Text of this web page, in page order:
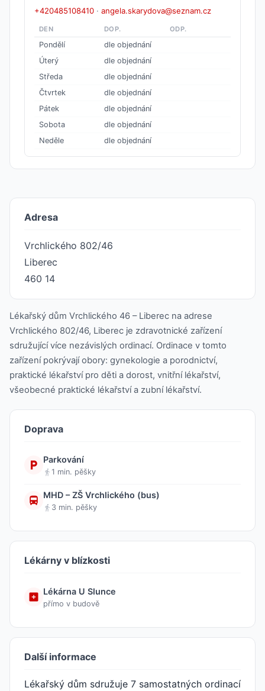
+420485108410 · angela.skarydova@seznam.cz
DEN DOP. ODP.
Pondělí
dle objednání
Úterý
dle objednání
Středa
dle objednání
Čtvrtek
dle objednání
Pátek
dle objednání
Sobota
dle objednání
Neděle
dle objednání
Adresa
Vrchlického 802/46
Liberec
460 14
Lékařský dům Vrchlického 46 – Liberec na adrese
Vrchlického 802/46, Liberec je zdravotnické zařízení
sdružující více nezávislých ordinací. Ordinace v tomto
zařízení pokrývají obory: gynekologie a porodnictví,
praktické lékařství pro děti a dorost, vnitřní lékařství,
všeobecné praktické lékařství a zubní lékařství.
Doprava
Parkování
1 min. pěšky
MHD – ZŠ Vrchlického (bus)
3 min. pěšky
Lékárny v blízkosti
Lékárna U Slunce
přímo v budově
Další informace
Lékařský dům sdružuje 7 samostatných ordinací